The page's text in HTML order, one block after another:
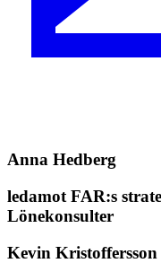
Anna Hedberg
ledamot FAR:s
Lönekonsulter
Kevin Kristoffersson